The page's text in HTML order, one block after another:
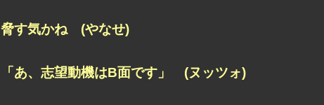
脅す気かね (やなせ)
「あ、志望動機はB面です」 (ヌッツォ)